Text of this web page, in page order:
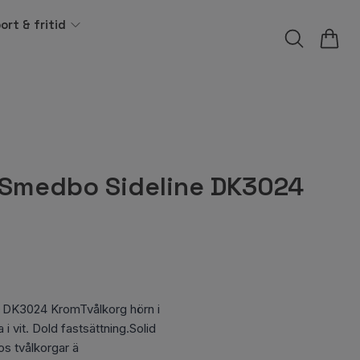
& fritid
Sideline DK3024
KromTvålkorg hörn i
vit. Dold fastsättning.Solid
tvålkorgar ä